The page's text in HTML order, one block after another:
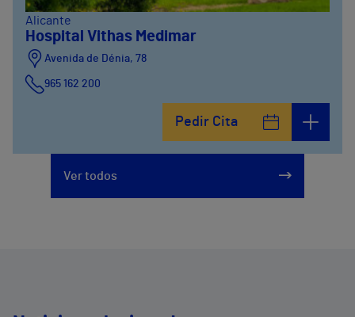
Alicante
Hospital Vithas Medimar
Avenida de Dénia, 78
965 162 200
Pedir Cita
Ver todos